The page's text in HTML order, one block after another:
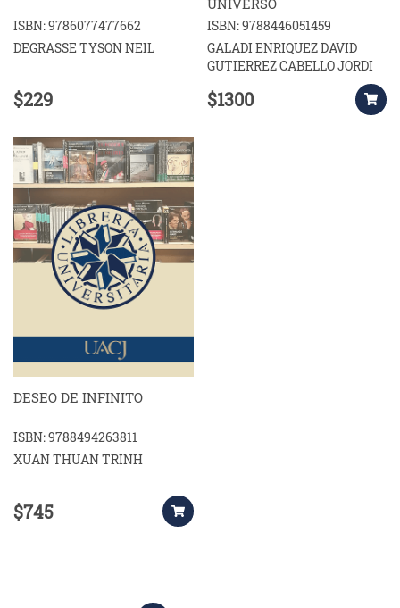
ISBN: 9786077477662
DEGRASSE TYSON NEIL
$229
ISBN: 9788446051459
GALADI ENRIQUEZ DAVID
GUTIERREZ CABELLO JORDI
$1300
DESEO DE INFINITO
ISBN: 9788494263811
XUAN THUAN TRINH
$745